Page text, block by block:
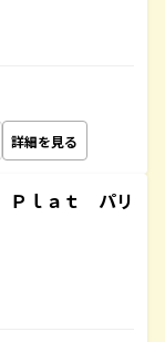
詳細を見る
ｌａｔ パリ